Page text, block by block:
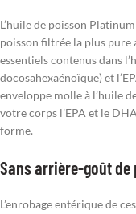
L’huile de poisson
poisson filtrée la plus pure
essentiels contenus dans
docosahexaénoïque) et
enveloppe molle à l’huile
votre corps l’EPA et le
forme.
Sans arrière-goût de
L’enrobage entérique de